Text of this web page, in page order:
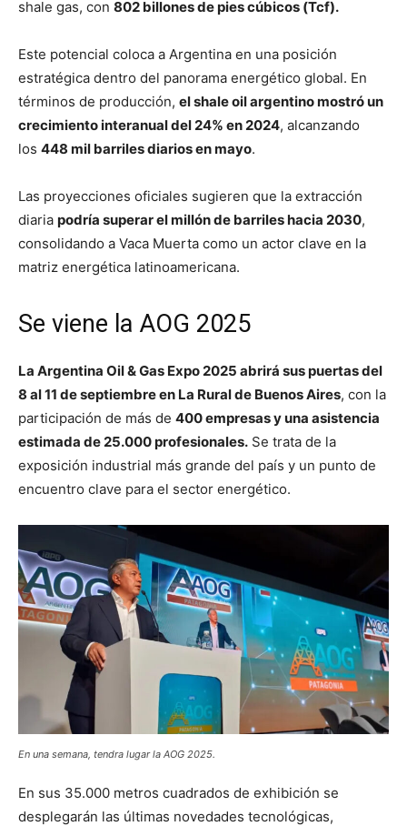
shale gas, con 802 billones de pies cúbicos (Tcf).
Este potencial coloca a Argentina en una posición
estratégica dentro del panorama energético global. En
términos de producción, el shale oil argentino mostró un
crecimiento interanual del 24% en 2024, alcanzando
los 448 mil barriles diarios en mayo.
Las proyecciones oficiales sugieren que la extracción
diaria podría superar el millón de barriles hacia 2030,
consolidando a Vaca Muerta como un actor clave en la
matriz energética latinoamericana.
Se viene la AOG 2025
La Argentina Oil & Gas Expo 2025 abrirá sus puertas del
8 al 11 de septiembre en La Rural de Buenos Aires, con la
participación de más de 400 empresas y una asistencia
estimada de 25.000 profesionales. Se trata de la
exposición industrial más grande del país y un punto de
encuentro clave para el sector energético.
En una semana, tendra lugar la AOG 2025.
En sus 35.000 metros cuadrados de exhibición se
desplegarán las últimas novedades tecnológicas,